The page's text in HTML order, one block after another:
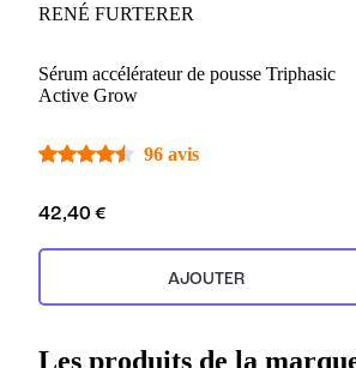
RENÉ FURTERER
Sérum accélérateur de pousse Triphasic
Active Grow
96 avis
42,40 €
AJOUTER
Les produits de la